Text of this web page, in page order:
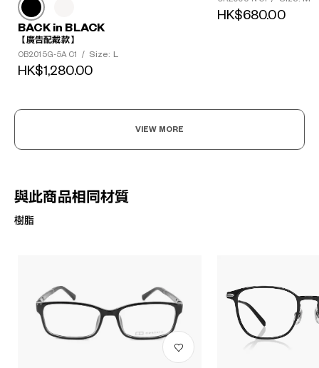
BACK in BLACK
【廣告配戴款】
OB2015G-5A C1
/ Size: L
HK$1,280.00
HK$680.00
VIEW MORE
與此商品相同材質
樹脂